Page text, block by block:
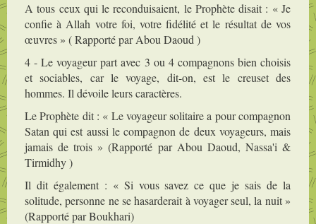
A tous ceux qui le reconduisaient, le Prophète disait : « Je
confie à Allah votre foi, votre fidélité et le résultat de vos
œuvres » ( Rapporté par Abou Daoud )
4 - Le voyageur part avec 3 ou 4 compagnons bien choisis
et sociables, car le voyage, dit-on, est le creuset des
hommes. Il dévoile leurs caractères.
Le Prophète dit : « Le voyageur solitaire a pour compagnon
Satan qui est aussi le compagnon de deux voyageurs, mais
jamais de trois » (Rapporté par Abou Daoud, Nassa'i &
Tirmidhy )
Il dit également : « Si vous savez ce que je sais de la
solitude, personne ne se hasarderait à voyager seul, la nuit »
(Rapporté par Boukhari)